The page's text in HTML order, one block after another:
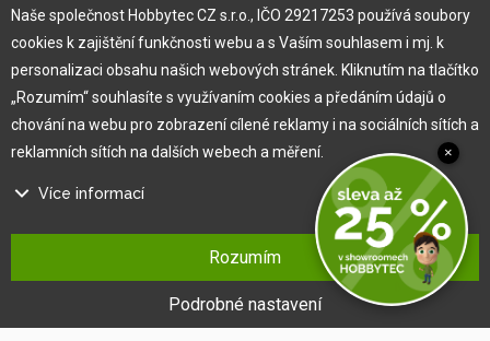
O nás
Pro zákazníka
Obchodní podmínky
Jak na reklamaci
Naše společnost Hobbytec CZ s.r.o., IČO 29217253 používá soubory
cookies k zajištění funkčnosti webu a s Vaším souhlasem i mj. k
personalizaci obsahu našich webových stránek. Kliknutím na tlačítko
„Rozumím“ souhlasíte s využívaním cookies a předáním údajů o
chování na webu pro zobrazení cílené reklamy i na sociálních sítích a
reklamních sítích na dalších webech a měření.
Více informací
Na našem webu používáme několik druhů kategorií cookies:
Ty jsou nezbytně nutné pro fungování webu a jeho funkcí, které se
rozhodnete využívat. Bez nich by náš web nefungoval, např. by nebylo
Rozumím
Podrobné nastavení
×